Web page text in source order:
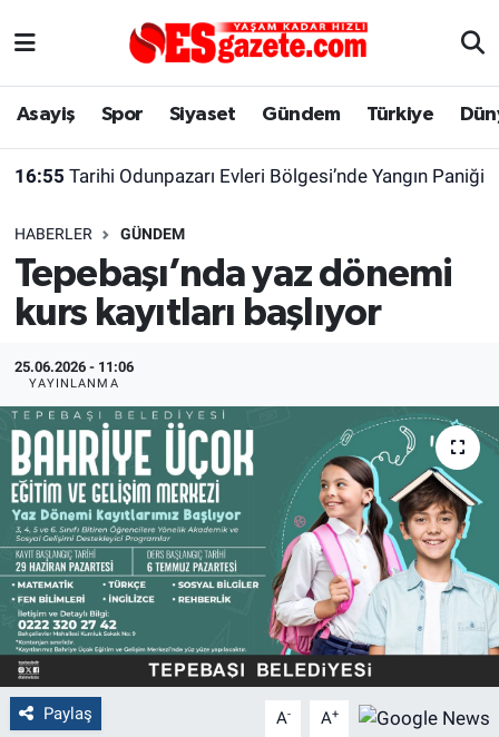
Asayiş Spor Siyaset Gündem Türkiye
16:55 Tarihi Odunpazarı Evleri Bölgesi’nde Yangın Paniği
HABERLER GÜNDEM
Tepebaşı’nda yaz dönemi
kurs kayıtları başlıyor
25.06.2026 - 11:06
YAYINLANMA
Paylaş A- A+
Asayiş
Gündem
Türkiye
Dünya
Sağlık
Alış-Veriş/İş dünyası
Yaşam
Eskişehirspor Arşivi
Eskişehir Arşivi
Röportaj
Ekonomi
Kültür Sanat
Politika
Bilecik
Kütahya
Gezi
Eskişehir Nöbetçi Eczaneler
Süper Lig Puan Durumu ve Fikstür
Tüm Manşetler
Son Dakika Haberleri
Haber Arşivi